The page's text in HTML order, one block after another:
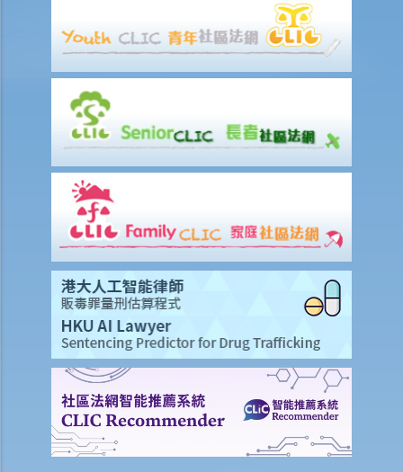
判決摘要1：租客繳交租金的責任獨立於租約中業主一方的承諾或責任
(Charmway Development Ltd 訴 Long China Engineering Ltd)
的 (Luvpa Ltd 訴 Honor City HK Pharmacy Ltd)
使用或佔用出租物業的一般守則
1. 為何必須確定物業的主要用途，例如「住宅」或「非住宅」用途，以
及如何確定？
2.我的租客把租給他的住宅物業用作商業用途（用作辦公室）。此等行
為會否影響我作為業主的權益或使我負上任何責任？假若租客在物業內
進行刑事性的活動，我可能會面對甚麼問題？
3. 我租住一個大廈單位，鄰居每在深夜時分大唱卡啦OK，擾人清夢。我
向大廈管理處投訴，得到的答覆卻指出：由於我只是租客而不是物業擁
有人，所以大廈公契沒有賦予我任何權利，因而無權作出投訴。這是否
正確及我可以怎樣做？
4. 如果租客對鄰居造成滋擾，作為業主要負上責任嗎？業主可以向租客
追討任何補償嗎？
5. 怎樣為之「結構性改動」？租客有權對物業進行結構性改動嗎？
6. 我是工業單位的租客。我和業主在簽訂租約時的共識是我會租用該物
業做住宅用途。業主後來將我逐出該物業。我可以透過法律程序執行有